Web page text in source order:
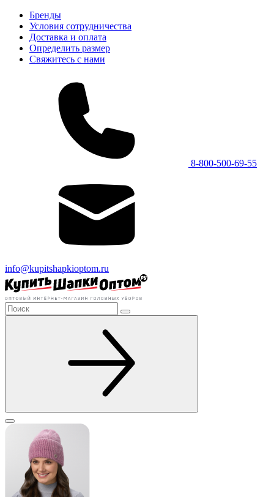
Бренды
Условия сотрудничества
Доставка и оплата
Определить размер
Свяжитесь с нами
8-800-500-69-55
info@kupitshapkioptom.ru